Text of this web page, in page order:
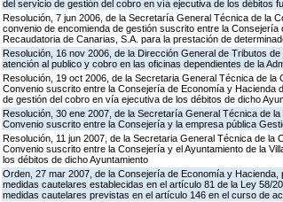
del servicio de gestión del cobro en vía ejecutiva de los débitos
Resolución, 7 jun 2006, de la Secretaría General Técnica de la
convenio de encomienda de gestión suscrito entre la
Recaudatoria de Canarias, S.A. para la prestación de
Resolución, 16 nov 2006, de la Dirección General de Tributos
atención al publico y cobro en las oficinas dependientes de la
Resolución, 19 oct 2006, de la Secretaria General Técnica de
Convenio suscrito entre la Consejería de Economía y Hacienda
de gestión del cobro en vía ejecutiva de los débitos de dicho
Resolución, 30 ene 2007, de la Secretaría General Técnica de
Convenio suscrito entre la Consejería y la empresa pública
Resolución, 11 jun 2007, de la Secretaria General Técnica de
Convenio suscrito entre la Consejería y el Ayuntamiento de la
los débitos de dicho Ayuntamiento
Orden, 27 mar 2007, de la Consejería de Economía y
medidas cautelares establecidas en el artículo 81 de la Ley 58/
medidas cautelares previstas en el artículo 146 en el curso de